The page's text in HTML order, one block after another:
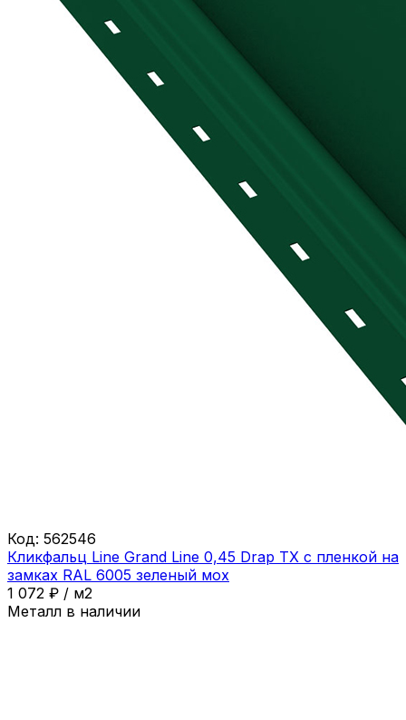
Код: 562546
Кликфальц Line Grand Line 0,45 Drap ТХ с пленкой на
замках RAL 6005 зеленый мох
1 072 ₽ / м2
Металл в наличии